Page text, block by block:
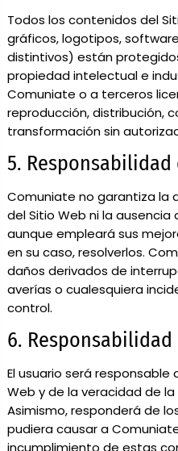
Todos los contenidos del
gráficos, logotipos,
distintivos) están
propiedad intelectual e
Comuniate o a terceros
reproducción, distribución,
transformación sin
5.
Comuniate no garantiza la
del Sitio Web ni la
aunque empleará sus
en su caso, resolverlos.
daños derivados de
averías o cualesquiera
control.
6.
El usuario será
Web y de la veracidad de
Asimismo, responderá de
pudiera causar a
incumplimiento de estas